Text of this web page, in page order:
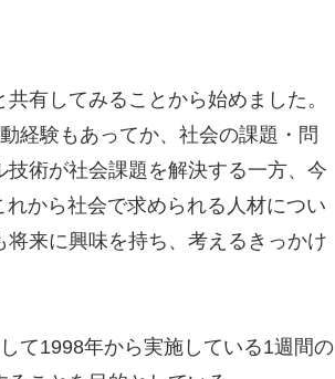
有してみることから始めました。
経験もあってか、社会の課題・問
術が社会課題を解決する一方、今
から社会で求められる人材につい
来に興味を持ち、考えるきっかけ
て1998年から実施している1週間の